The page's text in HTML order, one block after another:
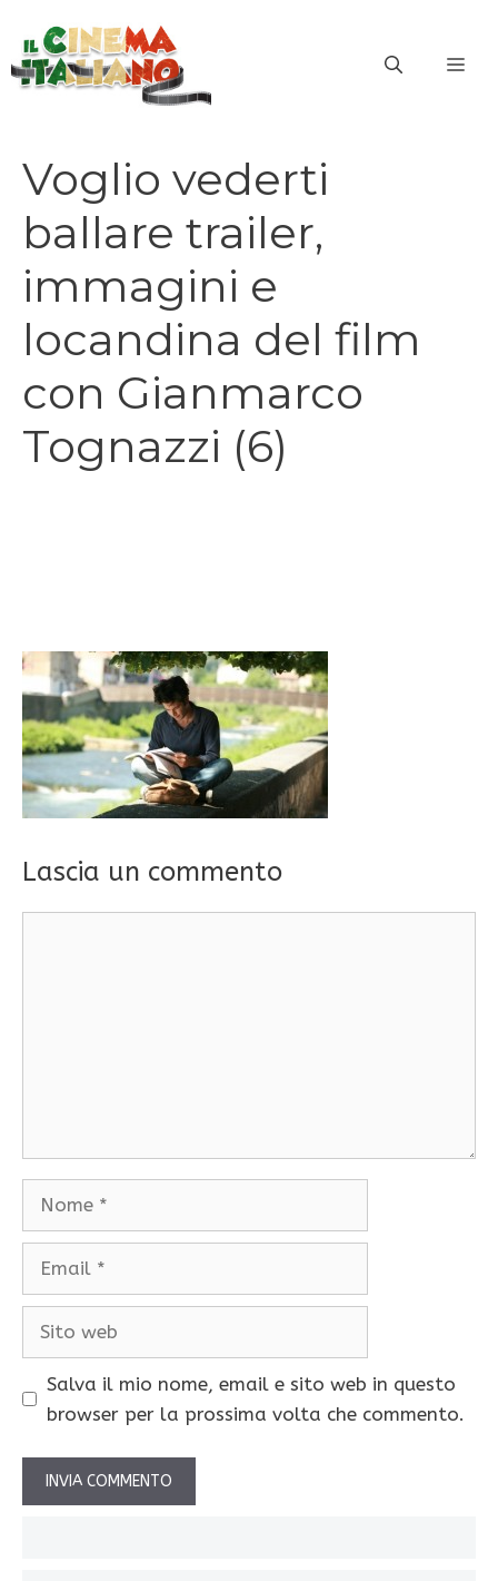
contenuto
Voglio vederti
ballare trailer,
immagini e
locandina del film
con Gianmarco
Tognazzi (6)
Lascia un commento
Salva il mio nome, email e sito web in questo
browser per la prossima volta che commento.